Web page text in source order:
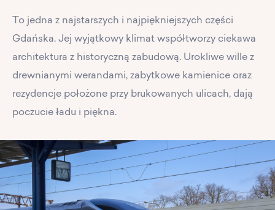
PL
To jedna z najstarszych i najpiękniejszych części
Gdańska. Jej wyjątkowy klimat współtworzy ciekawa
architektura z historyczną zabudową. Urokliwe wille z
drewnianymi werandami, zabytkowe kamienice oraz
rezydencje położone przy brukowanych ulicach, dają
poczucie ładu i piękna.